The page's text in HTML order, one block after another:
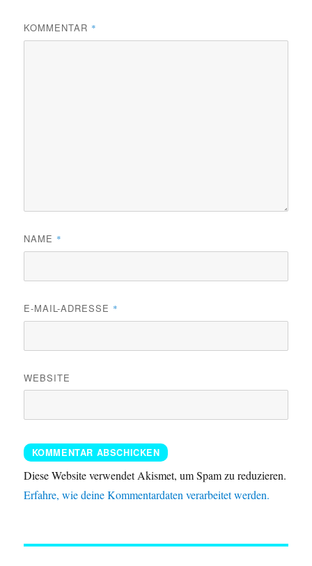
KOMMENTAR *
NAME *
E-MAIL-ADRESSE *
WEBSITE
Diese Website verwendet Akismet, um Spam zu reduzieren.
Erfahre, wie deine Kommentardaten verarbeitet werden.